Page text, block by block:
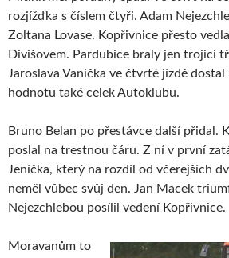
rozjížďka s číslem čtyři. Adam
Zoltana Lovase. Kopřivnice přesto
Divišovem. Pardubice braly jen trojici
Jaroslava Vaníčka ve čtvrté jízdě
hodnotu také celek Autoklubu.
Bruno Belan po přestávce další přidal.
poslal na trestnou čáru. Z ní v první
Jeníčka, který na rozdíl od včerejších
neměl vůbec svůj den. Jan Macek
Nejezchlebou posílil vedení Kopřivnice.
Moravanům to